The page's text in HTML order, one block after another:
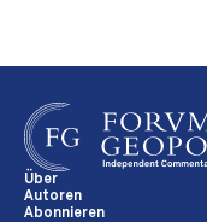
Über
Autoren
Abonnieren